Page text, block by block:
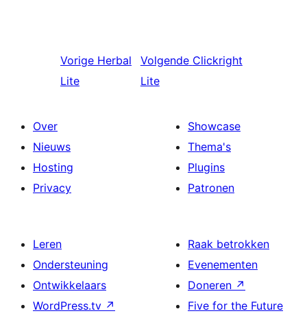
Vorige Herbal
Lite
Volgende Clickright
Lite
Over
Nieuws
Hosting
Privacy
Showcase
Thema's
Plugins
Patronen
Leren
Ondersteuning
Ontwikkelaars
WordPress.tv ↗
Raak betrokken
Evenementen
Doneren ↗
Five for the Future